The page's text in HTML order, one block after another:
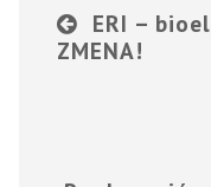
ERI –
ZMENA!